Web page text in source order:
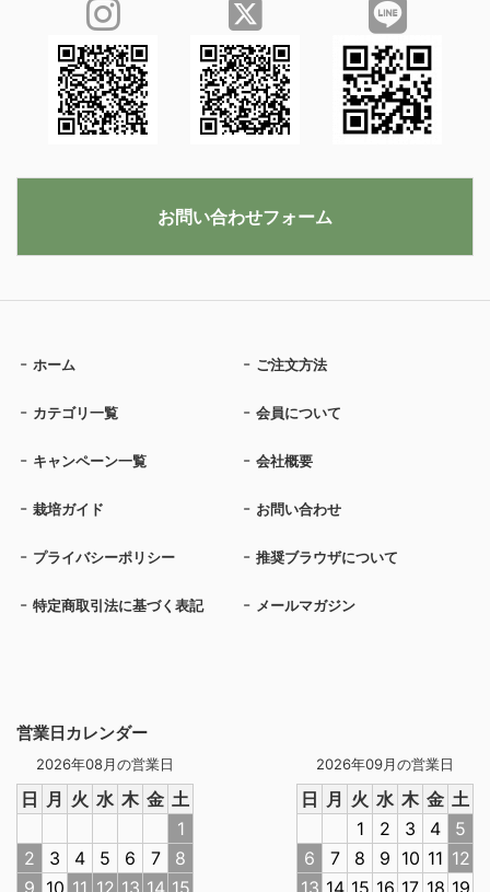
営業日カレンダー
2026年08月の営業日
日 月 火 水 木 金 土
1
2
3 4 5 6 7
8
9 10 11 12 13 14 15
2026年09月の営業日
日 月 火 水 木 金 土
1
2 3 4
5
6
7 8 9 10 11 12
13 14 15 16 17 18 19
ホーム ご注文方法
カテゴリ一覧 会員について
キャンペーン一覧 会社概要
栽培ガイド お問い合わせ
プライバシーポリシー 推奨ブラウザについて
特定商取引法に基づく表記 メールマガジン
お問い合わせフォーム